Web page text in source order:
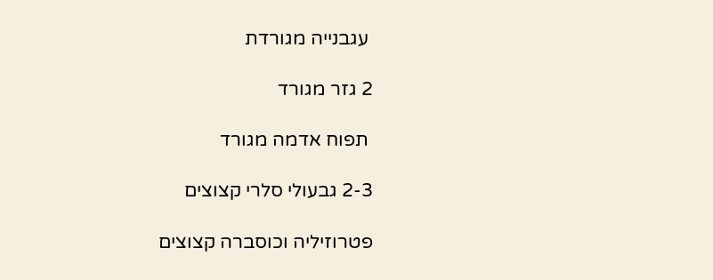
עגבנייה מגורדת
2 גזר מגורד
תפוח אדמה מגורד
2-3 גבעולי סלרי קצוצים
פטרוזיליה וכוסברה קצוצים